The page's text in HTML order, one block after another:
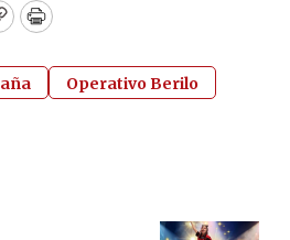
Print
Operativo Berilo